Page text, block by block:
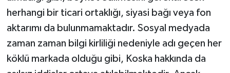
herhangi bir ticari ortaklığı, siyasi bağı veya fon
aktarımı da bulunmamaktadır. Sosyal medyada
zaman zaman bilgi kirliliği nedeniyle adı geçen her
köklü markada olduğu gibi, Koska hakkında da